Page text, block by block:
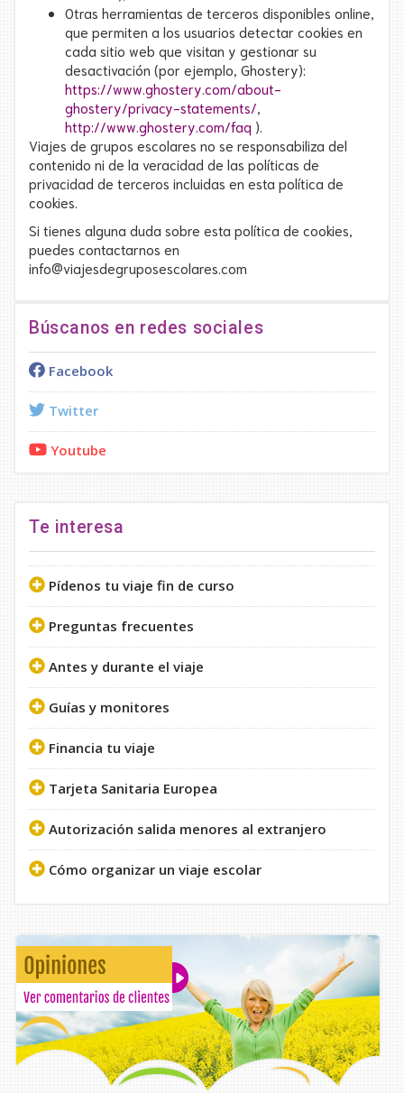
Otras herramientas de terceros disponibles online,
que permiten a los usuarios detectar cookies en
cada sitio web que visitan y gestionar su
desactivación (por ejemplo, Ghostery):
https://www.ghostery.com/about-
ghostery/privacy-statements/,
http://www.ghostery.com/faq ).
Viajes de grupos escolares no se responsabiliza del
contenido ni de la veracidad de las políticas de
privacidad de terceros incluidas en esta política de
cookies.
Si tienes alguna duda sobre esta política de cookies,
puedes contactarnos en
info@viajesdegruposescolares.com
Búscanos en redes sociales
Facebook
Twitter
Youtube
Te interesa
Pídenos tu viaje fin de curso
Preguntas frecuentes
Antes y durante el viaje
Guías y monitores
Financia tu viaje
Tarjeta Sanitaria Europea
Autorización salida menores al extranjero
Cómo organizar un viaje escolar